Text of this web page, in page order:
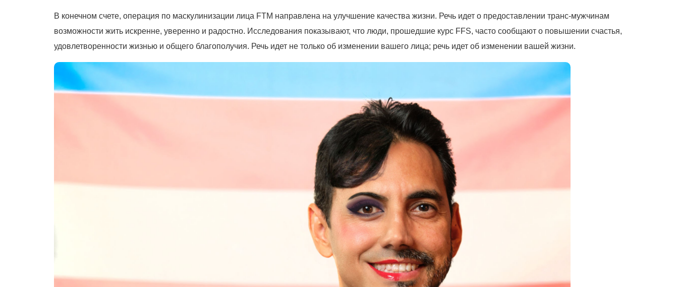
В конечном счете, операция по маскулинизации лица FTM направлена на улучшение качества жизни. Речь идет о предоставлении транс-мужчинам
возможности жить искренне, уверенно и радостно. Исследования показывают, что люди, прошедшие курс FFS, часто сообщают о повышении счастья,
удовлетворенности жизнью и общего благополучия. Речь идет не только об изменении вашего лица; речь идет об изменении вашей жизни.